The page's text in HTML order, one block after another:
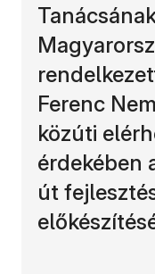
Ferenc
közúti
érdekében
út